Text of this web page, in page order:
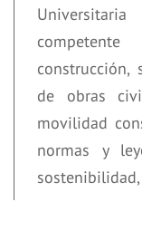
construcción,
de obras
movilidad
normas y